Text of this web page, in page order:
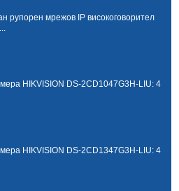
рупорен мрежов IP високоговорител
HIKVISION DS-2CD1047G3H-LIU: 4
HIKVISION DS-2CD1347G3H-LIU: 4